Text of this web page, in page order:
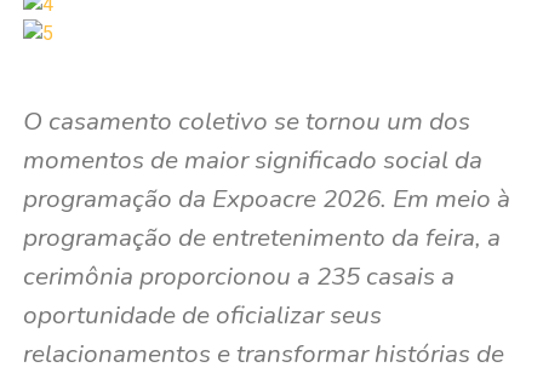
O casamento coletivo se tornou um dos
momentos de maior significado social da
programação da Expoacre 2026. Em meio à
programação de entretenimento da feira, a
cerimônia proporcionou a 235 casais a
oportunidade de oficializar seus
relacionamentos e transformar histórias de